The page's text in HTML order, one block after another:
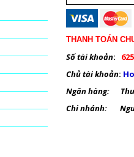
THANH TOÁN
Số tài khoản:
Chủ tài khoản:
Ngân hàng:
Chi nhánh: